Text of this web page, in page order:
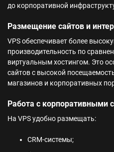
до корпоративной
Размещение сайтов и
VPS обеспечивает более
производительность по
виртуальным хостингом. Это
сайтов с высокой
магазинов и корпоративных
Работа с корпоративными
На VPS удобно размещать:
CRM-системы;